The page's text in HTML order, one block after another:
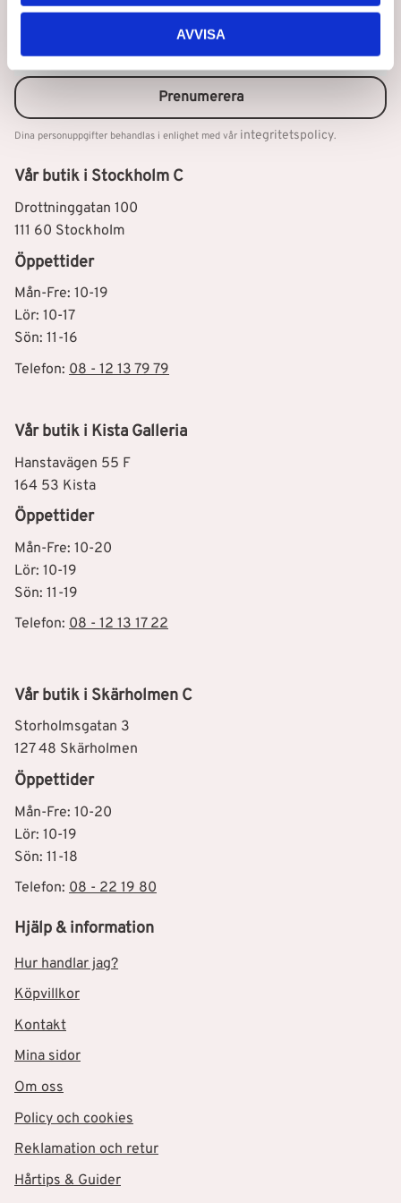
AVVISA
Vår butik i Stockholm C
Drottninggatan 100
111 60 Stockholm
Öppettider
Mån-Fre: 10-19
Lör: 10-17
Sön: 11-16
Telefon: 08 - 12 13 79 79
Vår butik i Kista Galleria
Hanstavägen 55 F
164 53 Kista
Öppettider
Mån-Fre: 10-20
Lör: 10-19
Sön: 11-19
Telefon: 08 - 12 13 17 22
Vår butik i Skärholmen C
Storholmsgatan 3
127 48 Skärholmen
Öppettider
Mån-Fre: 10-20
Lör: 10-19
Sön: 11-18
Telefon: 08 - 22 19 80
Hjälp & information
Prenumerera
Dina personuppgifter behandlas i enlighet med vår integritetspolicy.
Hur handlar jag?
Köpvillkor
Kontakt
Mina sidor
Om oss
Policy och cookies
Reklamation och retur
Hårtips & Guider